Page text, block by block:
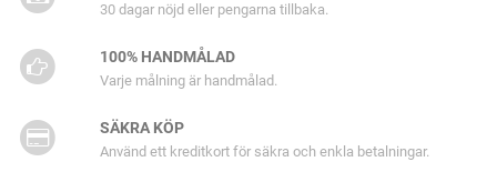
30 dagar nöjd eller pengarna tillbaka.
100% HANDMÅLAD
Varje målning är handmålad.
SÄKRA KÖP
Använd ett kreditkort för säkra och enkla betalningar.